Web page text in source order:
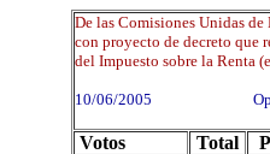
De las Comisiones Unidas
con proyecto de decreto que
del Impuesto sobre la Renta
10/06/2005 Oprima
Votos Total